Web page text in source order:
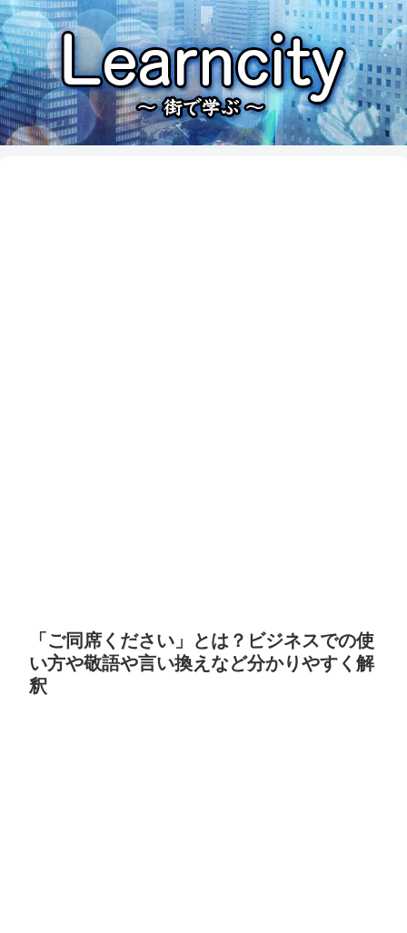
「ご同席ください」とは？ビジネスでの使
い方や敬語や言い換えなど分かりやすく解
釈